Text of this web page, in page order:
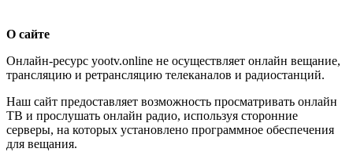
О сайте
Онлайн-ресурс yootv.online не осуществляет онлайн вещание,
трансляцию и ретрансляцию телеканалов и радиостанций.
Наш сайт предоставляет возможность просматривать онлайн
ТВ и прослушать онлайн радио, используя сторонние
серверы, на которых установлено программное обеспечения
для вещания.